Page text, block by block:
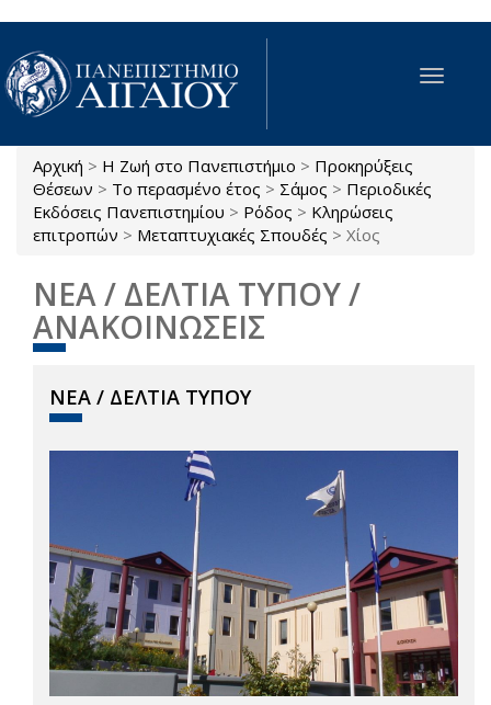
Παράκαμψη προς το κυρίως περιεχόμενο
Toggle
Είστε εδώ
Αρχική > Η Ζωή στο Πανεπιστήμιο > Προκηρύξεις
Θέσεων > Το περασμένο έτος > Σάμος > Περιοδικές
Εκδόσεις Πανεπιστημίου > Ρόδος > Κληρώσεις
επιτροπών > Μεταπτυχιακές Σπουδές > Χίος
ΝΕΑ / ΔΕΛΤΙΑ ΤΥΠΟΥ /
ΑΝΑΚΟΙΝΩΣΕΙΣ
ΝΕΑ / ΔΕΛΤΙΑ ΤΥΠΟΥ